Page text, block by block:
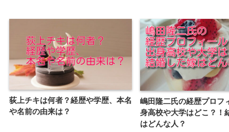
荻上チキは何者？経歴や学歴、本名
や名前の由来は？
嶋田隆二氏の経歴プロフ
身高校や大学はどこ？！
はどんな人？